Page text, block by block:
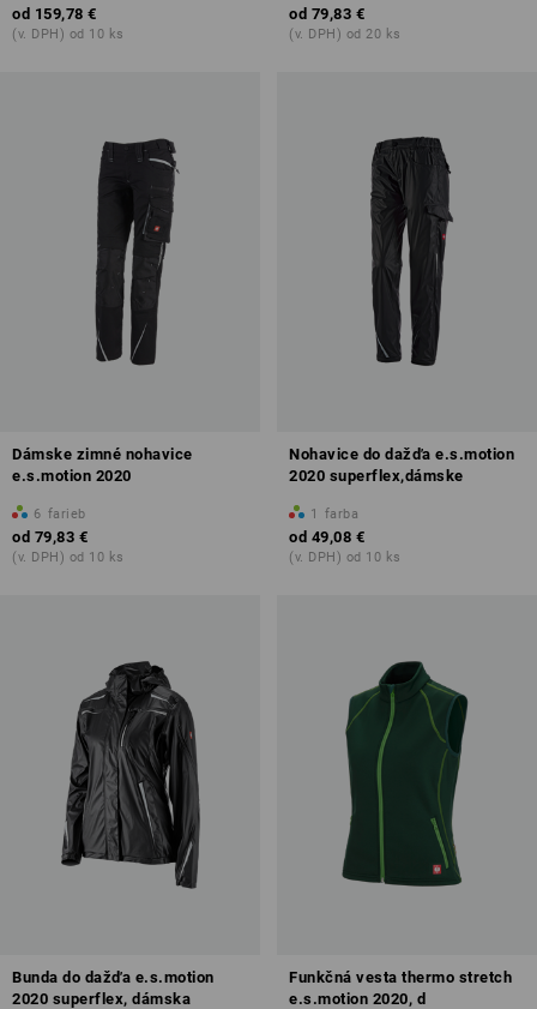
od 159,78 €
(v. DPH) od 10 ks
od 79,83 €
(v. DPH) od 20 ks
Dámske zimné nohavice
e.s.motion 2020
6 farieb
od 79,83 €
(v. DPH) od 10 ks
Nohavice do dažďa e.s.motion
2020 superflex,dámske
1 farba
od 49,08 €
(v. DPH) od 10 ks
Bunda do dažďa e.s.motion
2020 superflex, dámska
Funkčná vesta thermo stretch
e.s.motion 2020, d